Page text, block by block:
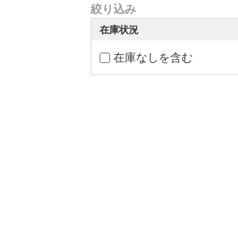
絞り込み
在庫状況
在庫なしを含む